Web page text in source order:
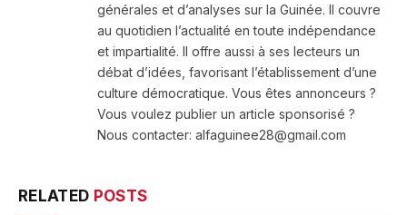
générales et d’analyses sur la Guinée. Il couvre
au quotidien l’actualité en toute indépendance
et impartialité. Il offre aussi à ses lecteurs un
débat d’idées, favorisant l’établissement d’une
culture démocratique. Vous êtes annonceurs ?
Vous voulez publier un article sponsorisé ?
Nous contacter: alfaguinee28@gmail.com
RELATED POSTS